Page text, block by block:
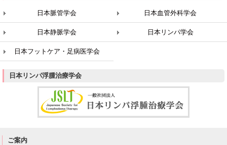
日本脈管学会 日本血管外科学会
日本静脈学会 日本リンパ学会
日本フットケア・足病医学会
日本リンパ浮腫治療学会
ご案内